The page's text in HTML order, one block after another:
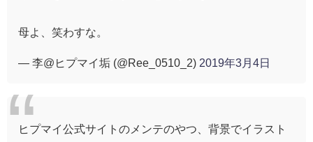
母よ、笑わすな。
— 李@ヒプマイ垢 (@Ree_0510_2) 2019年3月4日
ヒプマイ公式サイトのメンテのやつ、背景でイラスト